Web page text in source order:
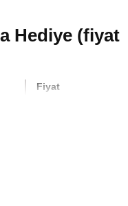
Hediye (fiyat
Fiyat